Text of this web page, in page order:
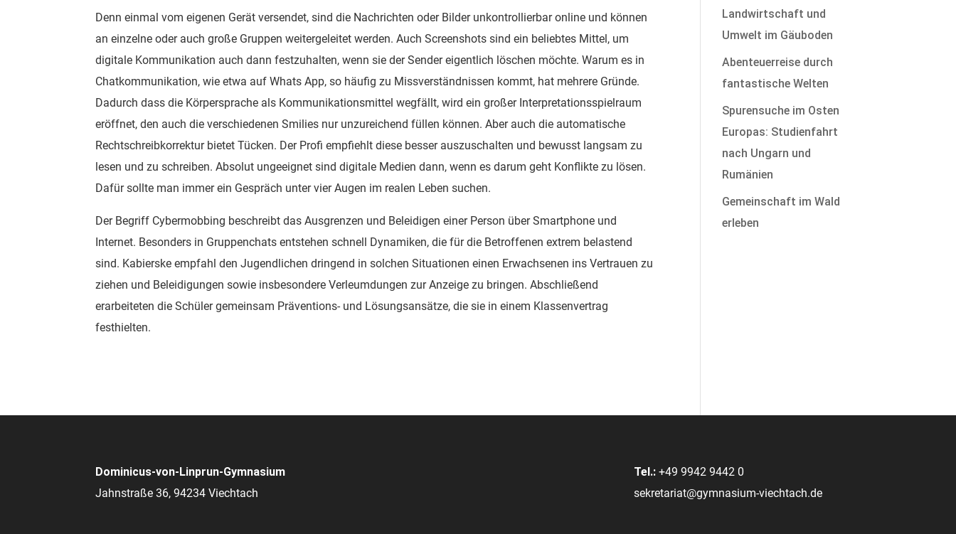
Denn einmal vom eigenen Gerät versendet, sind die Nachrichten oder Bilder unkontrollierbar online und können
an einzelne oder auch große Gruppen weitergeleitet werden. Auch Screenshots sind ein beliebtes Mittel, um
digitale Kommunikation auch dann festzuhalten, wenn sie der Sender eigentlich löschen möchte. Warum es in
Chatkommunikation, wie etwa auf Whats App, so häufig zu Missverständnissen kommt, hat mehrere Gründe.
Dadurch dass die Körpersprache als Kommunikationsmittel wegfällt, wird ein großer Interpretationsspielraum
eröffnet, den auch die verschiedenen Smilies nur unzureichend füllen können. Aber auch die automatische
Rechtschreibkorrektur bietet Tücken. Der Profi empfiehlt diese besser auszuschalten und bewusst langsam zu
lesen und zu schreiben. Absolut ungeeignet sind digitale Medien dann, wenn es darum geht Konflikte zu lösen.
Dafür sollte man immer ein Gespräch unter vier Augen im realen Leben suchen.
Der Begriff Cybermobbing beschreibt das Ausgrenzen und Beleidigen einer Person über Smartphone und
Internet. Besonders in Gruppenchats entstehen schnell Dynamiken, die für die Betroffenen extrem belastend
sind. Kabierske empfahl den Jugendlichen dringend in solchen Situationen einen Erwachsenen ins Vertrauen zu
ziehen und Beleidigungen sowie insbesondere Verleumdungen zur Anzeige zu bringen. Abschließend
erarbeiteten die Schüler gemeinsam Präventions- und Lösungsansätze, die sie in einem Klassenvertrag
festhielten.
Landwirtschaft und
Umwelt im Gäuboden
Abenteuerreise durch
fantastische Welten
Spurensuche im Osten
Europas: Studienfahrt
nach Ungarn und
Rumänien
Gemeinschaft im Wald
erleben
Dominicus-von-Linprun-Gymnasium
Jahnstraße 36, 94234 Viechtach
Tel.:+49 9942 9442 0
sekretariat@gymnasium-viechtach.de